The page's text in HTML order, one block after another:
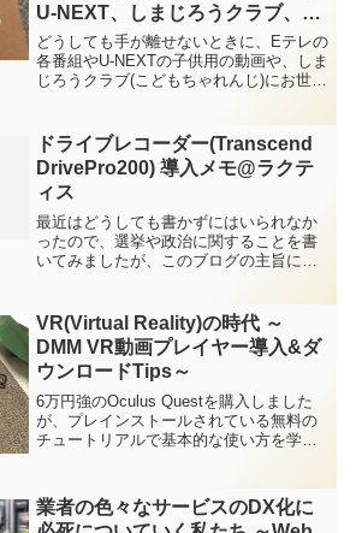
U-NEXT、しまじろうクラブ、
DMM.com等～
どうしても手が離せないときに、Eテレの
各番組やU-NEXTの子供用の動画や、しま
じろうクラブ(こどもちゃれんじ)にお世話
DMM.comなども利用しているのですが、
これまでは...
ドライブレコーダー(Transcend
DrivePro200) 導入メモ@ラクテ
ィス
最近はどうしても書かずにはいられなか
ったので、選挙や政治に関することを書
いてみましたが、このブログの主旨に立
ライブ好きなのですが、以前からドライ
ブレコーダーが欲しい...
VR(Virtual Reality)の時代 ～
DMM VR動画プレイヤー導入&ダ
ウンロードTips～
6万円強のOculus Questを購入しました
が、プレインストールされている無料の
チュートリアルで基本的な使い方を学ん
（Oculus Goでも充分な使い方・・・）
・...
業者の色々なサービスのDX化に